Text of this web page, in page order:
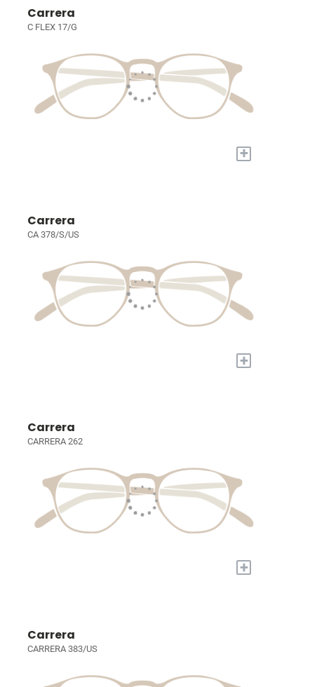
Carrera
C FLEX 17/G
+
Carrera
CA 378/S/US
+
Carrera
CARRERA 262
+
Carrera
CARRERA 383/US